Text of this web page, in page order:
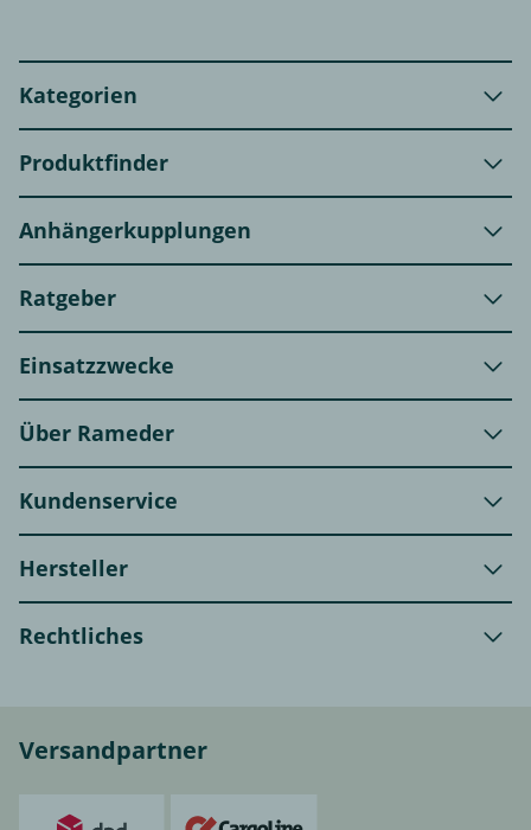
Kategorien
Produktfinder
Anhängerkupplungen
Ratgeber
Einsatzzwecke
Über Rameder
Kundenservice
Hersteller
Rechtliches
Versandpartner